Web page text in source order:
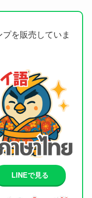
を販売していま
LINEで見る